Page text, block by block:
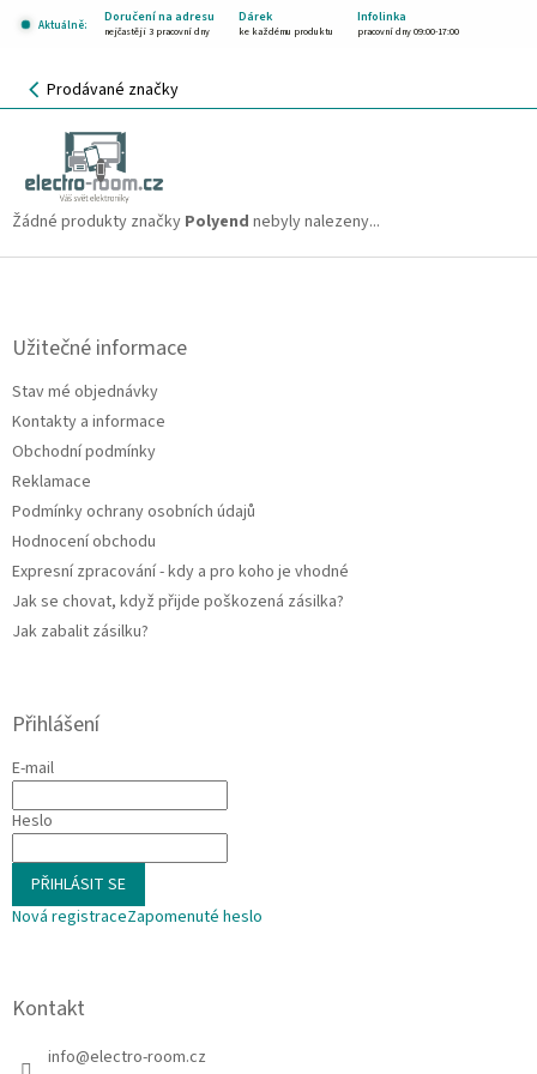
Aktuálně:
Doručení na adresu Dárek Infolinka
nejčastěji 3 pracovní dny ke každému produktu pracovní dny 09:00-17:00
NÁKUPNÍ
KOŠÍK
Prodávané značky
Polyend
Žádné produkty značky Polyend nebyly nalezeny...
Z
Užitečné informace
Stav mé objednávky
Kontakty a informace
Obchodní podmínky
Reklamace
Podmínky ochrany osobních údajů
Hodnocení obchodu
Expresní zpracování - kdy a pro koho je vhodné
Jak se chovat, když přijde poškozená zásilka?
Jak zabalit zásilku?
Přihlášení
E-mail
Heslo
PŘIHLÁSIT SE
Nová registraceZapomenuté heslo
Kontakt
info@electro-room.cz